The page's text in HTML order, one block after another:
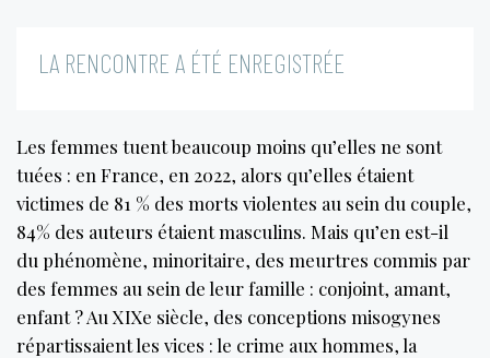
LA RENCONTRE A ÉTÉ ENREGISTRÉE
Les femmes tuent beaucoup moins qu’elles ne sont
tuées : en France, en 2022, alors qu’elles étaient
victimes de 81 % des morts violentes au sein du couple,
84% des auteurs étaient masculins. Mais qu’en est-il
du phénomène, minoritaire, des meurtres commis par
des femmes au sein de leur famille : conjoint, amant,
enfant ? Au XIXe siècle, des conceptions misogynes
répartissaient les vices : le crime aux hommes, la